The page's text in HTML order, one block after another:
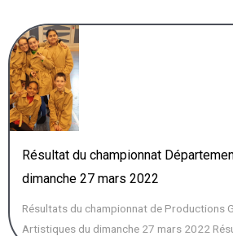
Résultat du championnat
dimanche 27 mars 2022
Résultats du championnat de Productions
Artistiques du dimanche 27 mars 2022